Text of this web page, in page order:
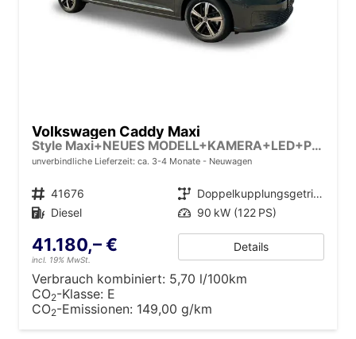
Volkswagen Caddy Maxi
Style Maxi+NEUES MODELL+KAMERA+LED+PDC+SHZ+17LM
unverbindliche Lieferzeit: ca. 3-4 Monate Neuwagen
Fahrzeugnr. 41676 Getriebe
Doppelkupplungsgetriebe (DSG)
Kraftstoff Diesel Leistung 90 kW (122 PS)
41.180,– €
incl. 19% MwSt.
Details
Verbrauch kombiniert: 5,70 l/100km
CO2-Klasse: E
CO2-Emissionen: 149,00 g/km